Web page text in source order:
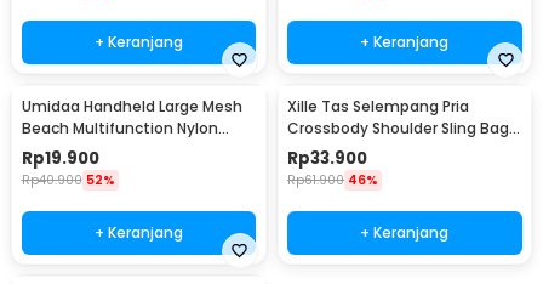
+ Keranjang + Keranjang
Umidaa Handheld Large Mesh
Beach Multifunction Nylon
Tote Bag - INU163
Rp19.900
Rp40.900 52%
+ Keranjang
Xille Tas Selempang Pria
Crossbody Shoulder Sling Bag
Oxford Fabric - 9980
Rp33.900
Rp61.900 46%
+ Keranjang